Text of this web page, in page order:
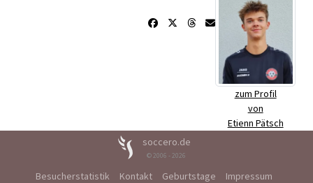
zum Profil
von
Etienn Pätsch
soccero.de
© 2006 - 2026
Besucherstatistik Kontakt Geburtstage
Impressum